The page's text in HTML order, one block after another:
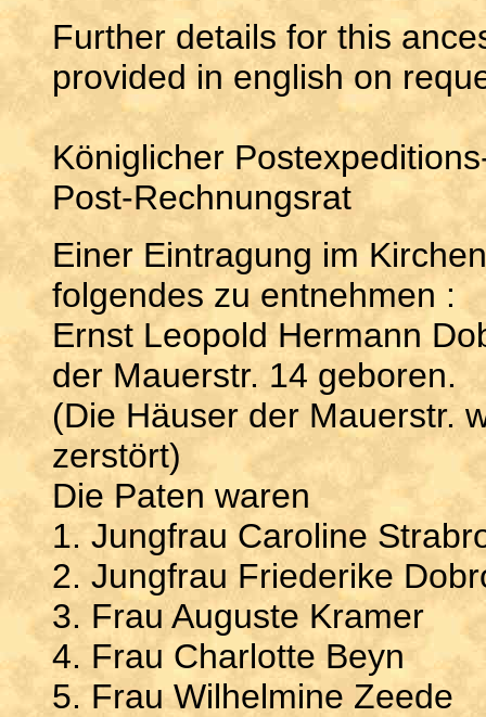
Further details for this
provided in english on
Königlicher
Post-Rechnungsrat
Einer Eintragung im
folgendes zu entnehmen :
Ernst Leopold Hermann
der Mauerstr. 14 geboren.
(Die Häuser der Mauerstr.
zerstört)
Die Paten waren
1. Jungfrau Caroline
2. Jungfrau Friederike
3. Frau Auguste Kramer
4. Frau Charlotte Beyn
5. Frau Wilhelmine Zeede